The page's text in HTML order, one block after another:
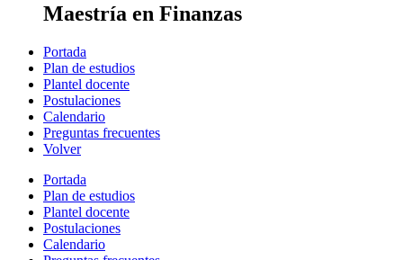
Maestría en Finanzas
Portada
Plan de estudios
Plantel docente
Postulaciones
Calendario
Preguntas frecuentes
Volver
Portada
Plan de estudios
Plantel docente
Postulaciones
Calendario